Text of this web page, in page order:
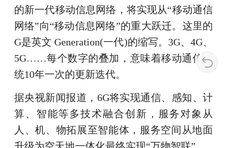
的新一代移动信息网络，将实现从“移动通信
网络”向“移动信息网络”的重大跃迁。这里的
G是英文 Generation(一代)的缩写。3G、4G、
5G……每个数字的叠加，意味着移动通信系
统10年一次的更新迭代。
据央视新闻报道，6G将实现通信、感知、计
算、智能等多技术融合创新，服务对象从
人、机、物拓展至智能体，服务空间从地面